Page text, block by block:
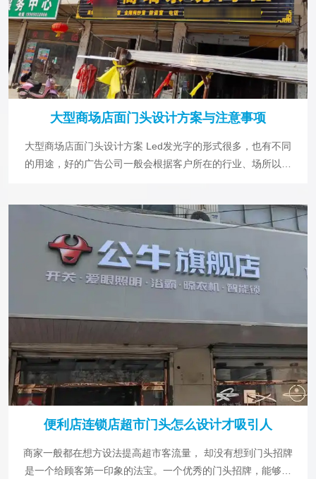
顾客的角度，可以设想一下他从远处向你的小店走来，你就会
发现你的店铺名称与招牌名称应不应该更大一些更醒目点。你
的门头招牌不如别人的凸出吗?那么你的生意就很有可能不如
别人的好。 4、惹眼 门头招牌设计装修颜色的对比度要强烈，
这样才能在一段时间内吸引到顾客。在可能的条件下尽可能使
一个闹市区里，装饰一些小型霓虹灯我觉得就很有必要。而且
计。 6、给顾客美的感觉 当今顾客不再满足于仅能买到想要的
商品，而是要享受到购物所带来的乐趣。所以在设计门头招牌
时除了考虑自身行业动态、规模大小以及顾客阶层、商品陈列
等因素外，对于顾客服务态度色彩和照明等装潢都要注意。
7、品牌传播 门头招牌要注重品牌，没有什么比品牌还重要的
小编为大家介绍的店铺门头招牌设计制作的注意事项，印侠小
观大方就足够吸引人们的注意力。同时随着人们审美的意识提
升，门头设计要根据自身店铺产品的特点，而且要迎合广大消
费者的审美
大型商场店面门头设计方案与注意事项
大型商场店面门头设计方案 Led发光字的形式很多，也有不同
的用途，好的广告公司一般会根据客户所在的行业、场所以及
不大，总价的费用也不会高。 1、 树脂发光字它的优点是发光
非常均匀，没有任何暗点并且其做工要求精细，外观又精美。
简直就是为商场门头招牌量身订做。单价较高但绝对是物超所
字。较能吸引住客户因为不同所以吸引。 3、 led外露发光
而吸引人。 4、 不锈钢精品发光字，这也是近几年常用的商场
用的就是这款发光字。优点就是精品尽显高档，相对于前三者
造价又低。 5、无边发光字：无边则更精美 6、迷你发光字：
流行的室内小型发光字 商场店面门头设计注意事项 店面门头
设计是很关键的一个环节，不管是选材还是装修风格都得花一
特色还是舒适感都是需要注意的。 在店面装修设计上要注意突
出特色，要吸引消费者的眼球让消费者一眼记住。可以不使用
高档材料，要在突出特色的同时要把握好整体的店铺形象，不
便利店连锁店超市门头怎么设计才吸引人
商家一般都在想方设法提高超市客流量， 却没有想到门头招牌
是一个给顾客第一印象的法宝。一个优秀的门头招牌，能够大